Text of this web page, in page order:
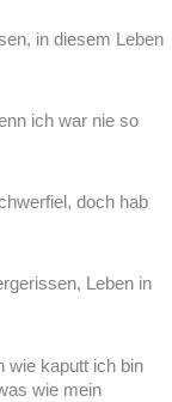
in diesem Leben
ich war nie so
doch hab
Leben in
wie kaputt ich bin
wie mein